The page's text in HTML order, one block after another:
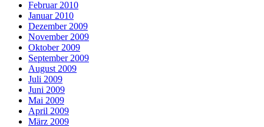
Februar 2010
Januar 2010
Dezember 2009
November 2009
Oktober 2009
September 2009
August 2009
Juli 2009
Juni 2009
Mai 2009
April 2009
März 2009